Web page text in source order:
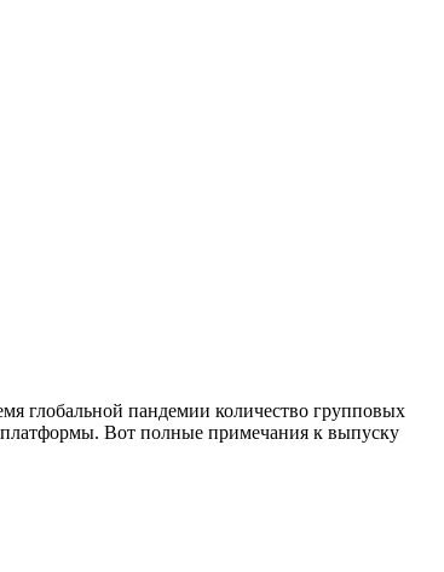
глобальной пандемии количество групповых
платформы. Вот полные примечания к выпуску